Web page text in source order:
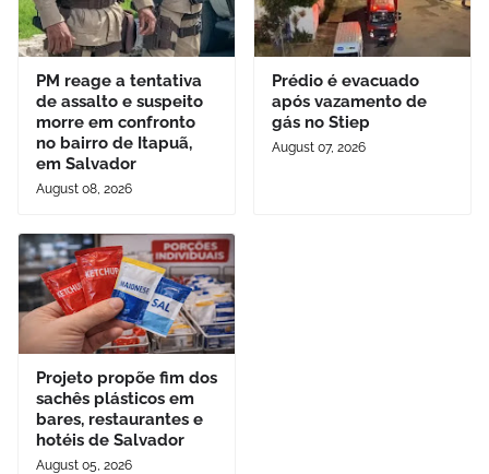
PM reage a tentativa
de assalto e suspeito
morre em confronto
no bairro de Itapuã,
em Salvador
August 08, 2026
Prédio é evacuado
após vazamento de
gás no Stiep
August 07, 2026
Projeto propõe fim dos
sachês plásticos em
bares, restaurantes e
hotéis de Salvador
August 05, 2026